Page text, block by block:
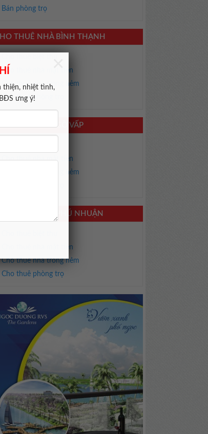
thiện, nhiệt tình,
ưng ý!
Bán phòng trọ
THUÊ NHÀ BÌNH THẠNH
Cho thuê nhà mặt tiền
Cho thuê nhà trong hẻm
Cho thuê phòng trọ
THUÊ NHÀ GÒ VẤP
Cho thuê nhà mặt tiền
Cho thuê nhà trong hẻm
THUÊ NHÀ PHÚ NHUẬN
Cho thuê nhà mặt tiền
Cho thuê nhà trong hẻm
Cho thuê phòng trọ